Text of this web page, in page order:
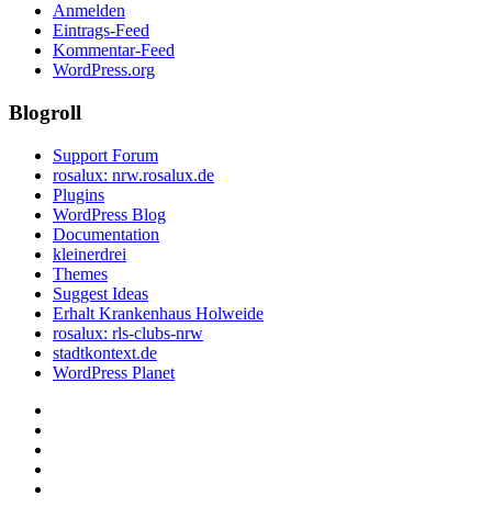
Anmelden
Eintrags-Feed
Kommentar-Feed
WordPress.org
Blogroll
Support Forum
rosalux: nrw.rosalux.de
Plugins
WordPress Blog
Documentation
kleinerdrei
Themes
Suggest Ideas
Erhalt Krankenhaus Holweide
rosalux: rls-clubs-nrw
stadtkontext.de
WordPress Planet